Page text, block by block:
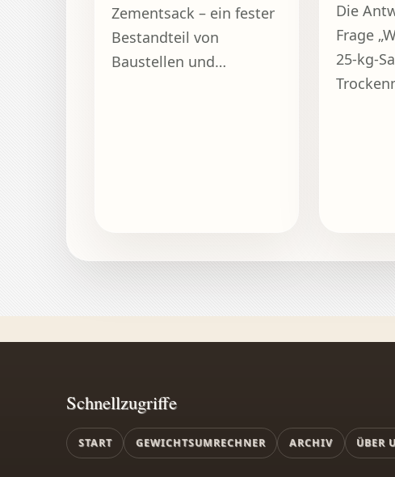
Zementsack – ein fester
Bestandteil von
Baustellen und
Die
Frage
25-kg-
Schnellzugriffe
START GEWICHTSUMRECHNER ARCHIV ÜBER